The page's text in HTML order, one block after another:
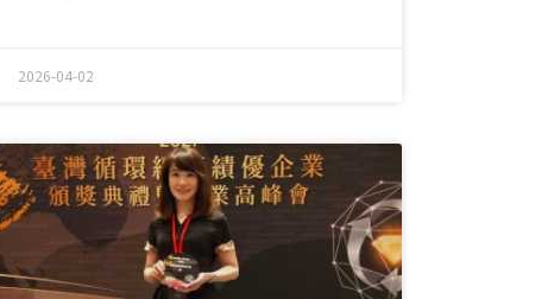
是集團邁向制度化經營與專家型治理
2026-04-02